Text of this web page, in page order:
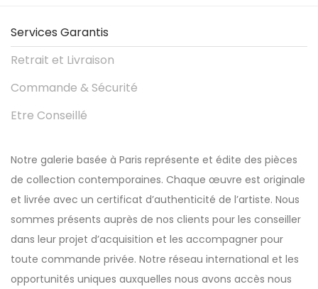
Services Garantis
Retrait et Livraison
Commande & Sécurité
Etre Conseillé
Notre galerie basée à Paris représente et édite des pièces
de collection contemporaines. Chaque œuvre est originale
et livrée avec un certificat d’authenticité de l’artiste. Nous
sommes présents auprès de nos clients pour les conseiller
dans leur projet d’acquisition et les accompagner pour
toute commande privée. Notre réseau international et les
opportunités uniques auxquelles nous avons accès nous